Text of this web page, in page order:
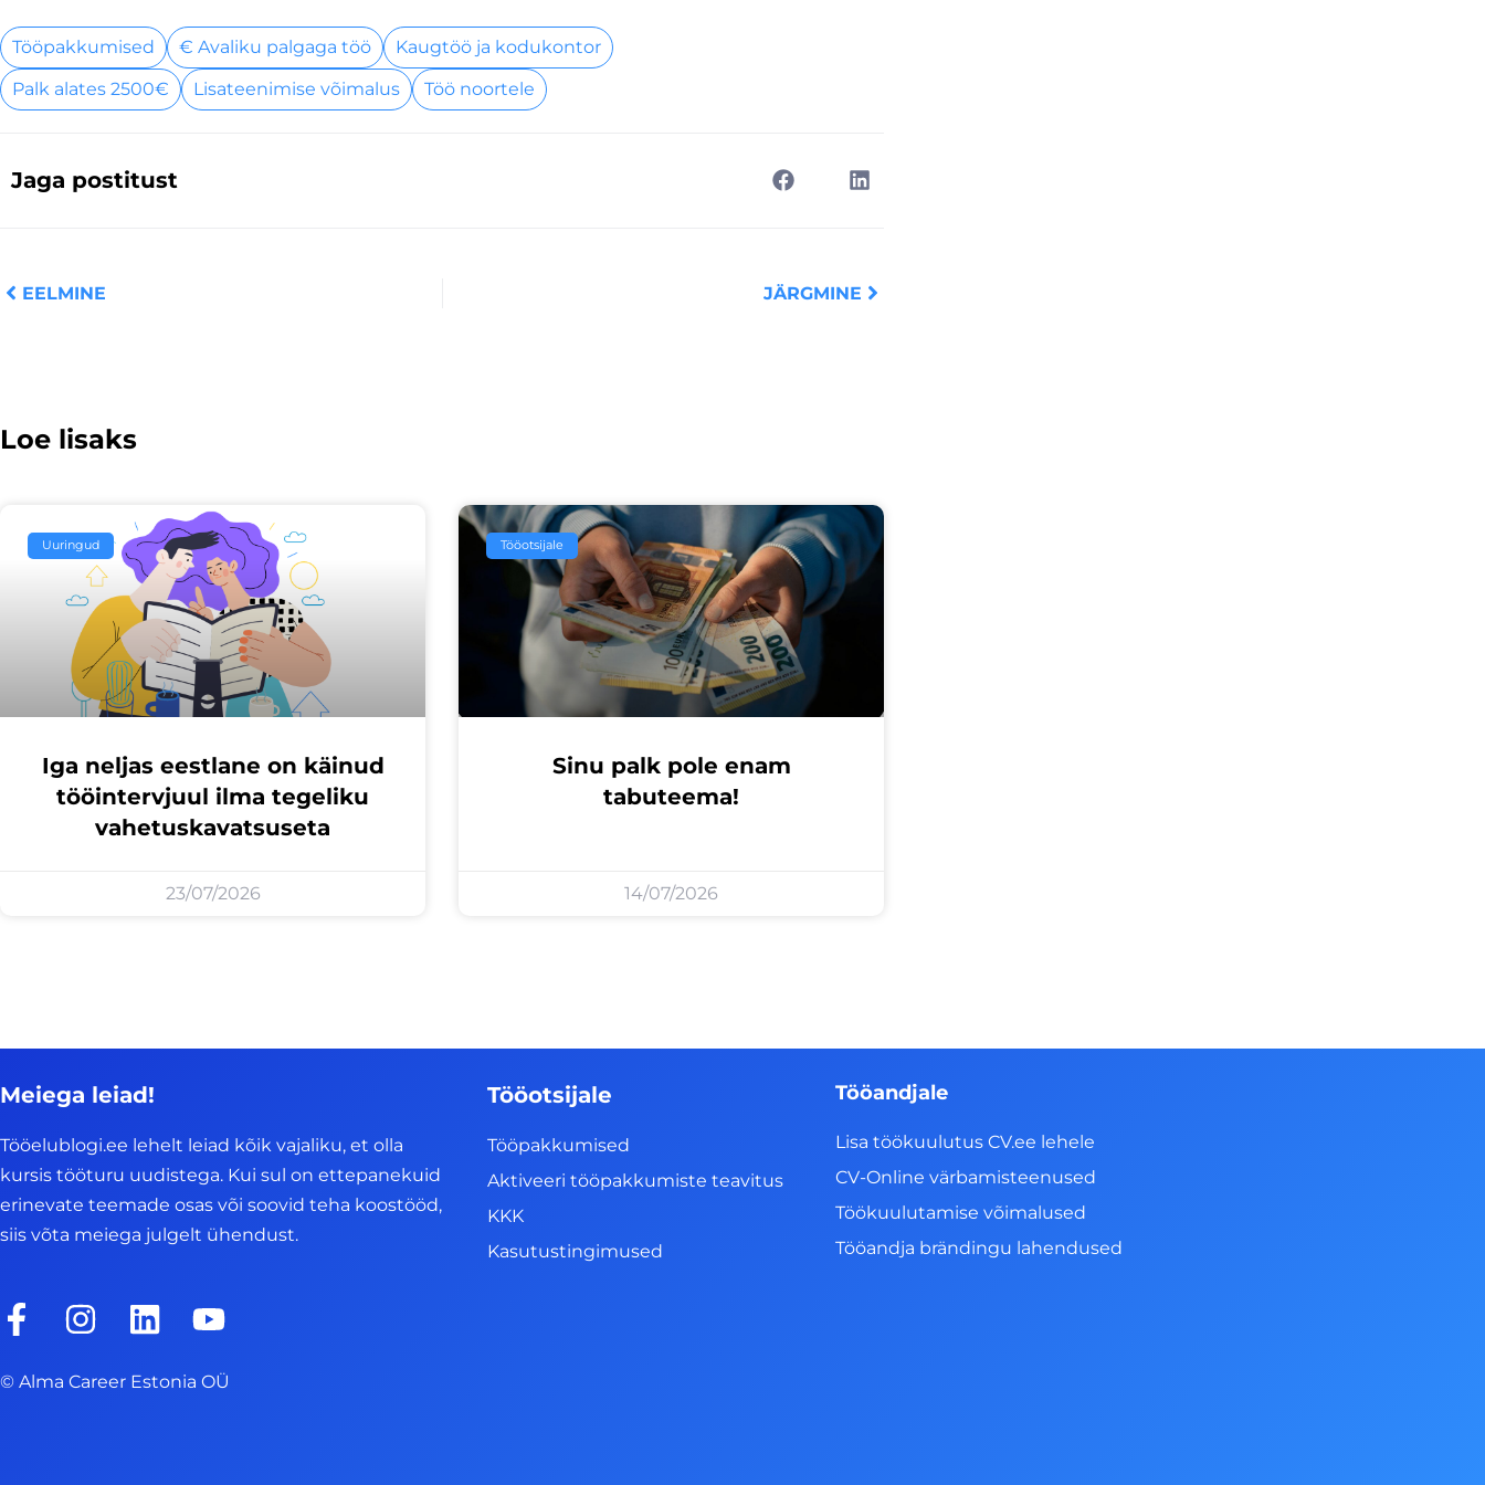
Tööpakkumised € Avaliku palgaga töö
Kaugtöö ja kodukontor
Palk alates 2500€
Lisateenimise võimalus Töö noortele
Jaga postitust
EELMINE JÄRGMINE
Loe lisaks
Uuringud
Iga neljas eestlane on käinud
tööintervjuul ilma tegeliku
vahetuskavatsuseta
23/07/2026
Tööotsijale
Sinu palk pole enam
tabuteema!
14/07/2026
Meiega leiad!
Tööelublogi.ee lehelt leiad kõik vajaliku, et olla
kursis tööturu uudistega. Kui sul on ettepanekuid
erinevate teemade osas või soovid teha koostööd,
siis võta meiega julgelt ühendust.
F
c
I
s
L
n
Y
u
© Alma Career Estonia OÜ
Tööotsijale
Tööpakkumised
Aktiveeri tööpakkumiste teavitus
KKK
Kasutustingimused
Tööandjale
Lisa töökuulutus CV.ee lehele
CV-Online värbamisteenused
Töökuulutamise võimalused
Tööandja brändingu lahendused